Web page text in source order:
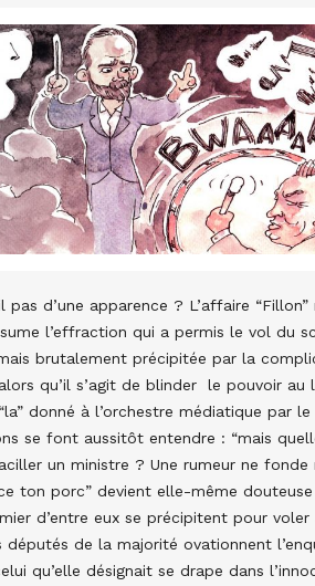
pas d’une apparence ? L’affaire
l’effraction qui a permis le vol du
brutalement précipitée par la
qu’il s’agit de blinder le pouvoir
donné à l’orchestre médiatique par
se font aussitôt entendre : “mais
un ministre ? Une rumeur ne fonde
ton porc” devient elle-même
d’entre eux se précipitent pour
de la majorité ovationnent
qu’elle désignait se drape dans